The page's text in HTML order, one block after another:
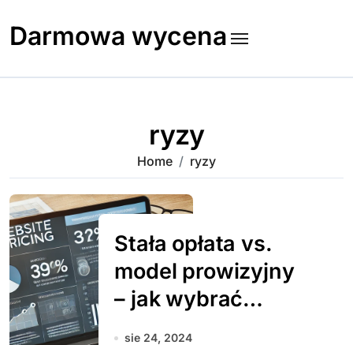
content
Darmowa wycena
ryzy
Home ryzy
Stała opłata vs.
model prowizyjny
– jak wybrać
odpowiednią
sie 24, 2024